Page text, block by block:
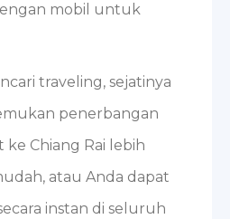
mobil untuk
traveling, sejatinya
penerbangan
Chiang Rai lebih
atau Anda dapat
instan di seluruh